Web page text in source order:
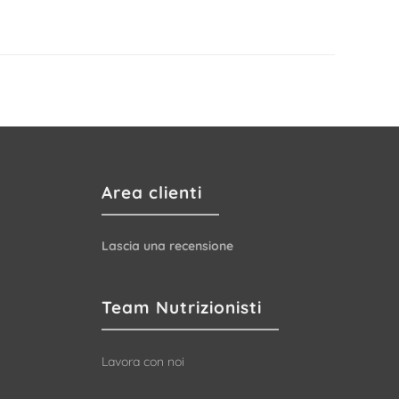
Area clienti
Lascia una recensione
Team Nutrizionisti
Lavora con noi